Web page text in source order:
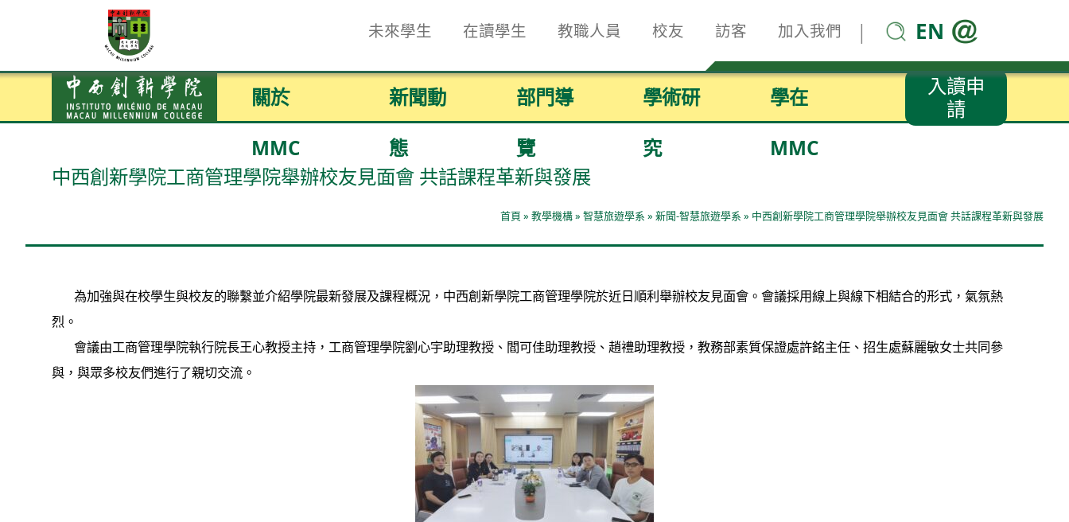
未來學生 在讀學生 教職人員 校友 訪客 加入我們 | EN
關於
MMC
新聞動
態
部門導
覽
學術研
究
學在
MMC
入讀申
請
中西創新學院工商管理學院舉辦校友見面會 共話課程革新與發展
首頁 » 教學機構» 智慧旅遊學系 » 新聞-智慧旅遊學系 » 中西創新學院工商管理學院舉辦校友見面會 共話課程革新與發展
為加強與在校學生與校友的聯繫並介紹學院最新發展及課程概況，中西創新學院工商管理學院於近日順利舉辦校友見面會。會議採用線上與線下相結合的形式，氣氛熱
烈。
會議由工商管理學院執行院長王心教授主持，工商管理學院劉心宇助理教授、閻可佳助理教授、趙禮助理教授，教務部素質保證處許銘主任、招生處蘇麗敏女士共同參
與，與眾多校友們進行了親切交流。